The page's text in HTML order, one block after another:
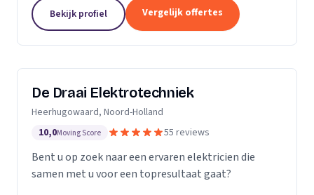
meterkasten. Wij komen altijd langs om passend
advies...
Bekijk profiel Vergelijk offertes
De Draai Elektrotechniek
Heerhugowaard, Noord-Holland
10,0Moving Score 55 reviews
Bent u op zoek naar een ervaren elektricien die
samen met u voor een topresultaat gaat?